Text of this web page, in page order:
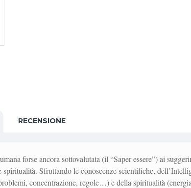
RECENSIONE
forse ancora sottovalutata (il “Saper essere”) ai
Sfruttando le conoscenze scientifiche,
concentrazione, regole…) e della spiritualità